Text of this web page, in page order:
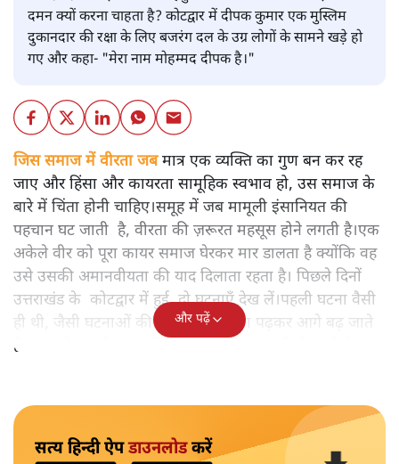
दमन क्यों करना चाहता है? कोटद्वार में दीपक कुमार एक मुस्लिम
दुकानदार की रक्षा के लिए बजरंग दल के उग्र लोगों के सामने खड़े हो
गए और कहा- "मेरा नाम मोहम्मद दीपक है।"
जिस समाज में वीरता जबमात्र एक व्यक्ति का गुण बन कर रह
जाए और हिंसा और कायरता सामूहिक स्वभाव हो, उस समाज के
बारे में चिंता होनी चाहिए।समूह में जब मामूली इंसानियत की
पहचान घट जाती है, वीरता की ज़रूरत महसूस होने लगती है।एक
अकेले वीर को पूरा कायर समाज घेरकर मार डालता है क्योंकि वह
उसे उसकी अमानवीयता की याद दिलाता रहता है। पिछले दिनों
उत्तराखंड के कोटद्वार में हुई दो घटनाएँ देख लें।पहली घटना वैसी
ही थी, जैसी घटनाओं की खबर हम रोज़ाना पढ़कर आगे बढ़ जाते
हैं।भारत के तक़रीबन हर हिस्से से ऐसी खबर आती ही रहती है।
और पढ़ें
सत्य हिन्दी ऐपडाउनलोडकरें